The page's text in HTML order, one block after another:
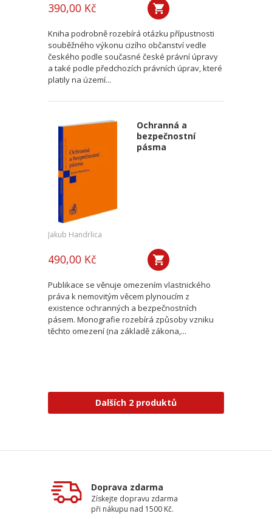
390,00 Kč
Kniha podrobně rozebírá otázku přípustnosti
souběžného výkonu cizího občanství vedle
českého podle současné české právní úpravy
a také podle předchozích právních úprav, které
platily na území...
Ochranná a
bezpečnostní
pásma
Jakub Handrlica
490,00 Kč
Publikace se věnuje omezením vlastnického
práva k nemovitým věcem plynoucím z
existence ochranných a bezpečnostních
pásem. Monografie rozebírá způsoby vzniku
těchto omezení (na základě zákona,...
Dalších 2 produktů
Doprava zdarma
Získejte dopravu zdarma
při nákupu nad 1500 Kč.